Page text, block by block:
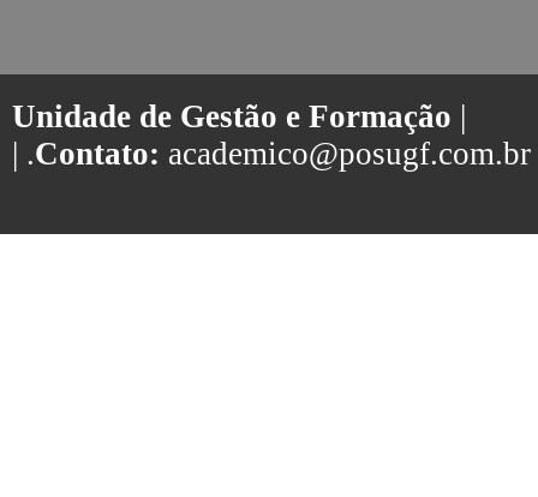
Unidade de Gestão e Formação |
| .Contato: academico@posugf.com.br